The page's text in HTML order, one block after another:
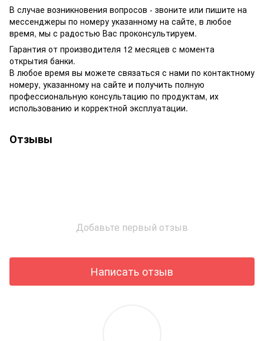
В случае возникновения вопросов - звоните или пишите на
мессенджеры по номеру указанному на сайте, в любое
время, мы с радостью Вас проконсультируем.
Гарантия от производителя 12 месяцев с момента
открытия банки.
В любое время вы можете связаться с нами по контактному
номеру, указанному на сайте и получить полную
профессиональную консультацию по продуктам, их
использованию и корректной эксплуатации.
Отзывы
Добавьте первый отзыв
Написать отзыв